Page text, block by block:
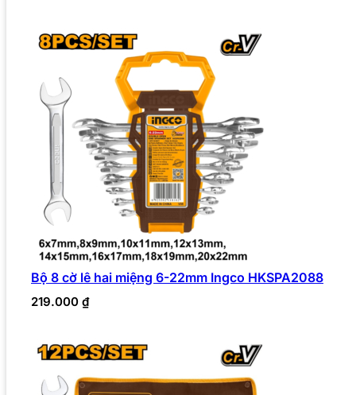
Bộ 8 cờ lê hai miệng 6-22mm Ingco HKSPA2088
219.000 ₫